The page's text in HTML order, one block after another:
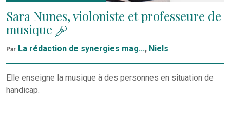
Sara Nunes, violoniste et professeure de
musique
Par La rédaction de synergies mag..., Niels
Elle enseigne la musique à des personnes en situation de
handicap.